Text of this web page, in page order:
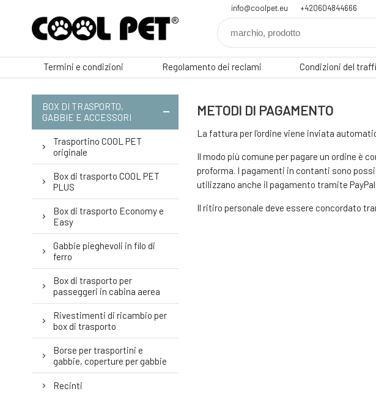
info@coolpet.eu +420604844666
Termini e condizioni Regolamento dei reclami Condizioni del
BOX DI TRASPORTO,
GABBIE E ACCESSORI
Trasportino COOL PET
originale
Box di trasporto COOL PET
PLUS
Box di trasporto Economy e
Easy
Gabbie pieghevoli in filo di
ferro
Box di trasporto per
passeggeri in cabina aerea
Rivestimenti di ricambio per
box di trasporto
Borse per trasportini e
gabbie, coperture per gabbie
Recinti
METODI DI PAGAMENTO
La fattura per l'ordine viene inviata
Il modo più comune per pagare un ordine è
proforma. I pagamenti in contanti sono
utilizzano anche il pagamento tramite PayPal.
Il ritiro personale deve essere concordato